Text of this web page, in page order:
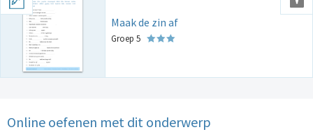
Maak de zin af
Groep 5
Online oefenen met dit onderwerp